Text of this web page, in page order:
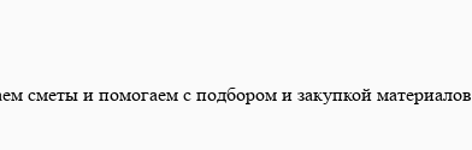
сметы и помогаем с подбором и закупкой материалов